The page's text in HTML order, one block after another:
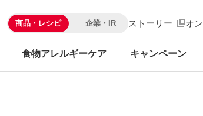
商品・レシピ 企業・IR ストーリー オ
食物アレルギーケア キャンペーン